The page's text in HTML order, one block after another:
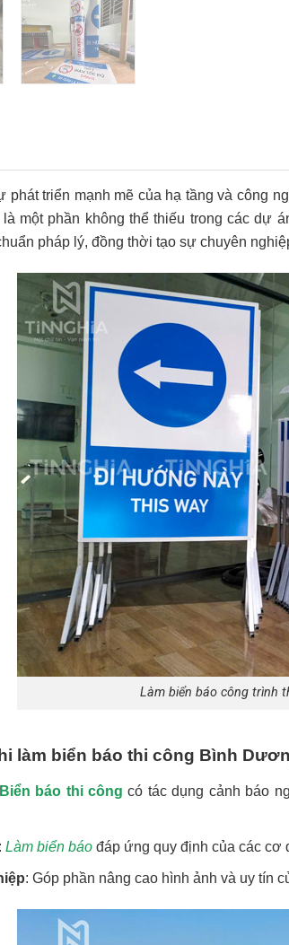
triển mạnh mẽ của hạ tầng và công
một phần không thể thiếu trong các dự
pháp lý, đồng thời tạo sự chuyên
Làm biển báo công trình
làm biển báo thi công Bình
Biển báo thi công có tác dụng cảnh báo
Làm biển báođáp ứng quy định của các cơ
: Góp phần nâng cao hình ảnh và uy tín